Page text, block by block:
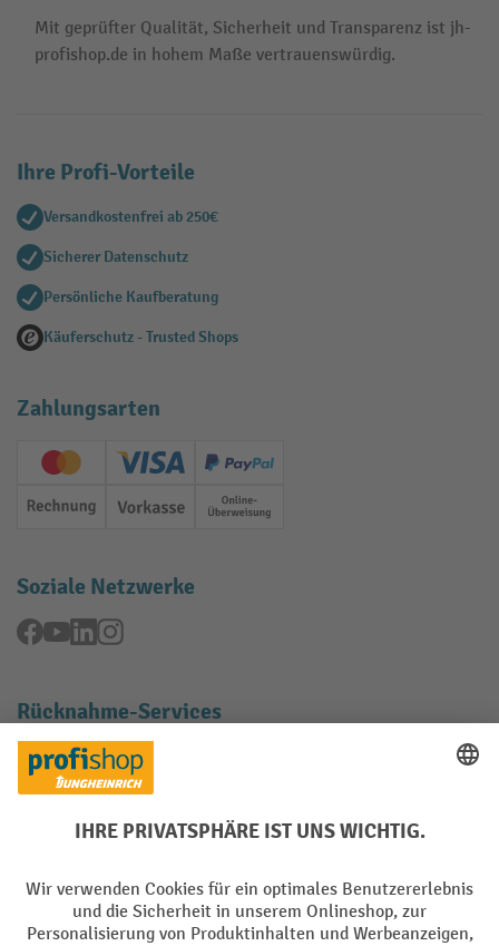
Mit geprüfter Qualität, Sicherheit und Transparenz ist jh-
profishop.de in hohem Maße vertrauenswürdig.
Ihre Profi-Vorteile
Versandkostenfrei ab 250€
Sicherer Datenschutz
Persönliche Kaufberatung
Käuferschutz - Trusted Shops
Zahlungsarten
Creditcard (Master)Creditcard (Visa)
PayPal
Rechnung Vorkasse Online-Überweisung
Soziale Netzwerke
Facebook
YouTubeLinkedInInstagram
Rücknahme-Services
Elektrogeräte Rückname
Batterie Rückname